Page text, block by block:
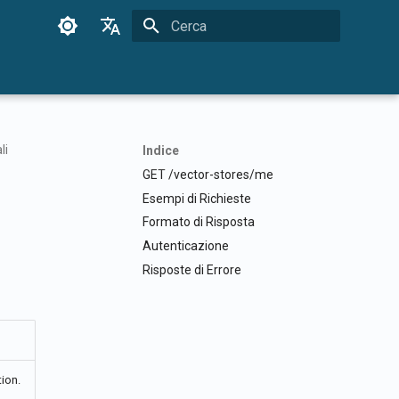
Français
Indice
GET /vector-stores/me
Esempi di Richieste
Formato di Risposta
Autenticazione
Risposte di Errore